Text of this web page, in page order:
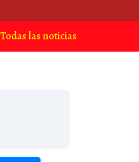
Todas las noticias